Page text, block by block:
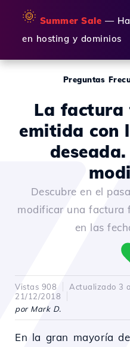
🌞 Summer Sale —
en hosting y dominios
Preguntas
La factura
emitida con
deseada.
Descubre en el
modificar una factura
en las
Vistas 908 Actualizado 3
21/12/2018
por Mark D.
En la gran mayoría